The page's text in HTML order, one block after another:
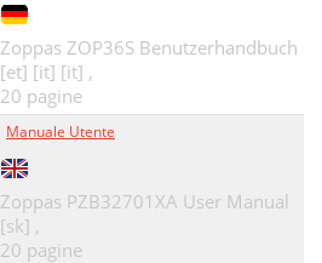
Zoppas ZOP36S Benutzerhandbuch
[et] [it] [it] ,
20 pagine
Manuale Utente
Zoppas PZB32701XA User Manual
[sk] ,
20 pagine